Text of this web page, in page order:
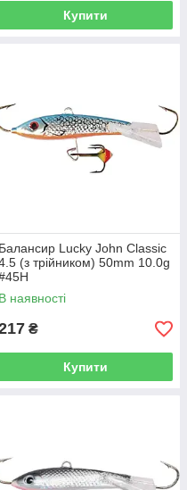
Купити
Балансир Lucky John Classic
(з трійником) 50mm 10.0g
В наявності
₴
Купити